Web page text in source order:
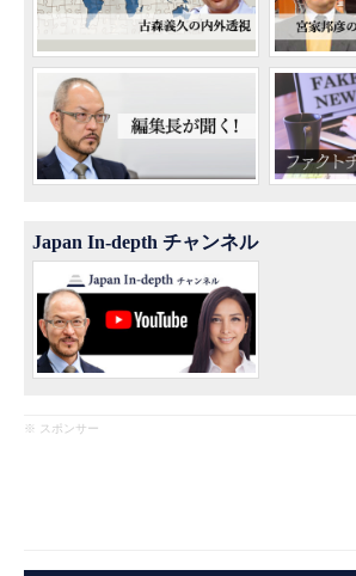
Japan In-depth チャンネル
※ スポンサー